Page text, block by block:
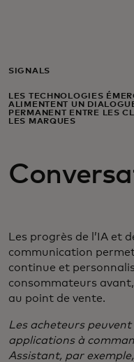
Pour les
Pour le
Pour les
SIGNALS
LES TECHNOLOGIES
ALIMENTENT UN
PERMANENT ENTRE LES
LES MARQUES
Les progrès de l’IA et
communication
continue et
consommateurs
au point de vente.
Les acheteurs peuvent
applications à
Assistant, par